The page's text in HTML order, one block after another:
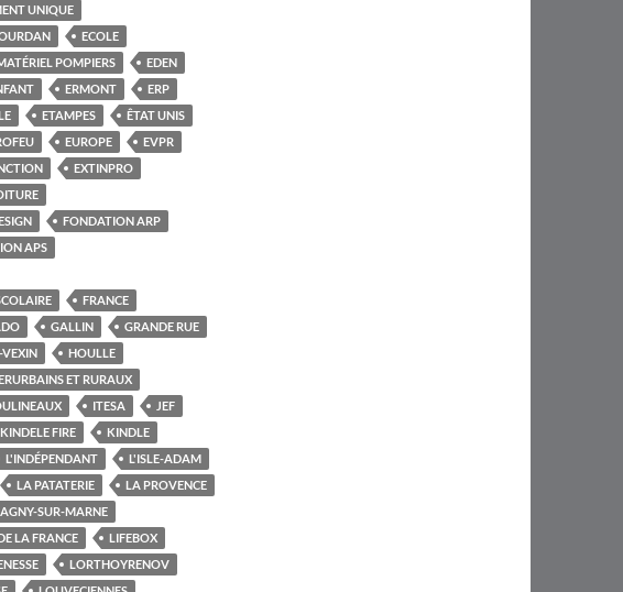
UNIQUE
ECOLE
POMPIERS
EDEN
ERMONT
ERP
ETAMPES
ÊTAT UNIS
EUROPE
EVPR
EXTINPRO
FONDATION ARP
APS
FRANCE
GALLIN
GRANDE RUE
VEXIN
HOULLE
ET RURAUX
ITESA
JEF
KINDELE FIRE
KINDLE
L'INDÉPENDANT
L'ISLE-ADAM
LA PATATERIE
LA PROVENCE
SUR-MARNE
LA FRANCE
LIFEBOX
LORTHOYRENOV